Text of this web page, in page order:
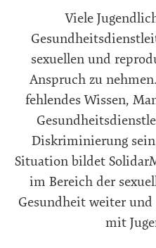
Viele
sexuellen und
Anspruch zu
fehlendes Wissen,
Diskriminierung
Situation bildet
im Bereich der
Gesundheit weiter
mit